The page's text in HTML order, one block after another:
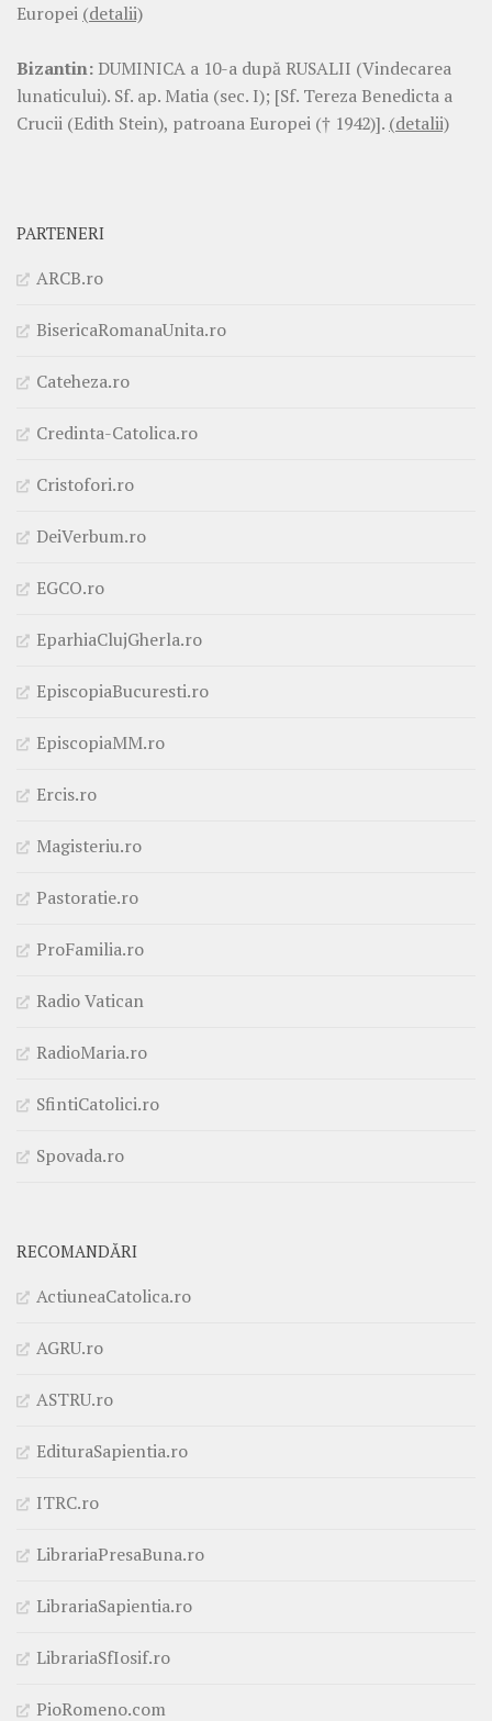
Europei (detalii)
Bizantin: DUMINICA a 10-a după RUSALII (Vindecarea
lunaticului). Sf. ap. Matia (sec. I); [Sf. Tereza Benedicta a
Crucii (Edith Stein), patroana Europei († 1942)]. (detalii)
PARTENERI
ARCB.ro
BisericaRomanaUnita.ro
Cateheza.ro
Credinta-Catolica.ro
Cristofori.ro
DeiVerbum.ro
EGCO.ro
EparhiaClujGherla.ro
EpiscopiaBucuresti.ro
EpiscopiaMM.ro
Ercis.ro
Magisteriu.ro
Pastoratie.ro
ProFamilia.ro
Radio Vatican
RadioMaria.ro
SfintiCatolici.ro
Spovada.ro
RECOMANDĂRI
ActiuneaCatolica.ro
AGRU.ro
ASTRU.ro
EdituraSapientia.ro
ITRC.ro
LibrariaPresaBuna.ro
LibrariaSapientia.ro
LibrariaSfIosif.ro
PioRomeno.com